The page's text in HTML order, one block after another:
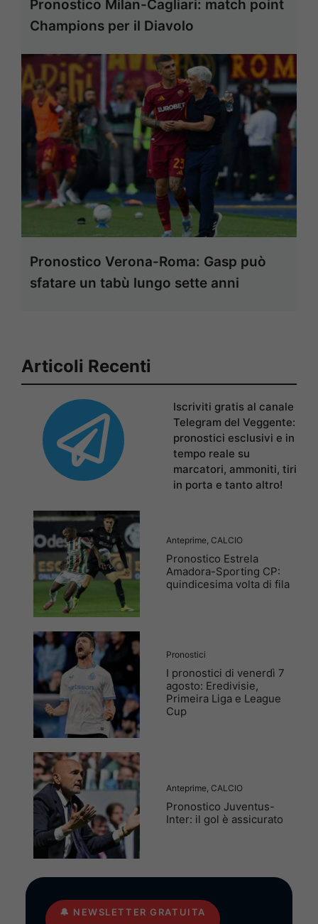
Pronostico Milan-Cagliari: match point
Champions per il Diavolo
Pronostico Verona-Roma: Gasp può
sfatare un tabù lungo sette anni
Articoli Recenti
Iscriviti gratis al canale
Telegram del Veggente:
pronostici esclusivi e in
tempo reale su
marcatori, ammoniti, tiri
in porta e tanto altro!
Anteprime CALCIO
Pronostico Estrela
Amadora-Sporting CP:
quindicesima volta di fila
Pronostici
I pronostici di venerdì 7
agosto: Eredivisie,
Primeira Liga e League
Cup
Anteprime CALCIO
Pronostico Juventus-
Inter: il gol è assicurato
🔔 NEWSLETTER GRATUITA